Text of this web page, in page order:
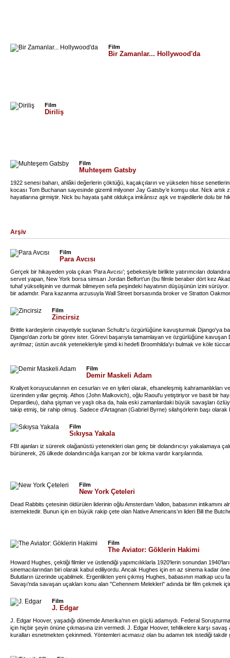
Film
Bir Zamanlar... Hollywood'da
Film
Diriliş
Film
Muhteşem Gatsby
1922 senesi baharı, ahlâki değerlerin çöktüğü, kaçakçıların ve yükselen hisse
kocası Tom Buchanan sayesinde gizemli milyoner Jay Gatsby’e komşu olur. Nick artık
hayatlarına girmiştir. Nick bu hayata şahit oldukça imkânsız aşk ve trajedilerle dolu bir
Arşiv
Film
Para Avcısı
Gerçek bir hikayeden yola çıkan ‘Para Avcısı’; şebekesiyle birlikte yatırımcıları
servet yapan, New York borsa simsarı Jordan Belfort’un (bu filmle beraber dört kez
tuhaf yükselişinin ve durmak bilmeyen sefa peşindeki hayatının düşüşünün izini
bir adamdır. Para kazanma arzusuyla Wall Street borsasında broker ve Stratton
Değersiz hisse senetleriyle birçok yatırımcıyı aldatarak, Belfort kısa zamanda bir para
makinasına dönüşür. Bir günde milyon dolarlarla dolan hesaplarını, aynı gece aynı
‘aşırılık imparatorluğuna’ dikmiştir.
Film
Zincirsiz
Brittle kardeşlerin cinayetiyle suçlanan Schultz'u özgürlüğüne kavuşturmak Django'ya
Django'dan zorlu bir görev ister. Görevi başarıyla tamamlayan ve özgürlüğüne kavuşan
ayrılmaz; üstün avcılık yetenekleriyle şimdi ki hedefi Broomhilda'yı bulmak ve köle
Film
Demir Maskeli Adam
Kraliyet koruyucularının en cesurları ve en iyileri olarak, efsaneleşmiş kahramanlıkları
üzerinden yıllar geçmiş. Athos (John Malkovich), oğlu Raoul'u yetiştiriyor ve basit bir
Depardieu), daha şişman ve yaşlı olsa da, hala eski zamanlardaki büyük savaşları
takip etmiş, bir rahip olmuş. Sadece d'Artagnan (Gabriel Byrne) silahşörlerin başı olarak
DiCaprio) geçmiş. Bu sırada Bastille'de neredeyse 10 yıldır yüzü maske ile saklanan bir
kurtarmak için yeniden birleşip şimdiye kadarki en tehlikeli görevlerini yüklenmek
Film
Sıkıysa Yakala
FBI ajanları iz sürerek olağanüstü yetenekleri olan genç bir dolandırıcıyı yakalamaya
bürünerek, 26 ülkede dolandırıcılığa karışan zor bir lokma vardır karşılarında.
Film
New York Çeteleri
Dead Rabbits çetesinin öldürülen liderinin oğlu Amsterdam Vallon, babasının intikamını
istemektedir. Bunun için en büyük rakip çete olan Native Americans’ın lideri Bill the
Film
The Aviator: Göklerin Hakimi
Howard Hughes, çektiği filmler ve üstlendiği yapımcılıklarla 1920'lerin sonundan
sinemacılarından biri olarak kabul ediliyordu. Ancak Hughes için en az sinema kadar
Bulutların üzerinde uçabilmek. Ergenlikten yeni çıkmış Hughes, babasının matkap ucu
Savaşı'nda savaşan uçakları konu alan "Cehennem Melekleri" adında bir film çekmek
Film
J. Edgar
J. Edgar Hoover, yaşadığı dönemde Amerika’nın en güçlü adamıydı. Federal
için hiçbir şeyin önüne çıkmasına izin vermedi. J. Edgar Hoover, tehlikelere karşı savaş
kuralları esnetmekten çekinmedi. Yöntemleri acımasız olan bu adamın tek istediği takdir